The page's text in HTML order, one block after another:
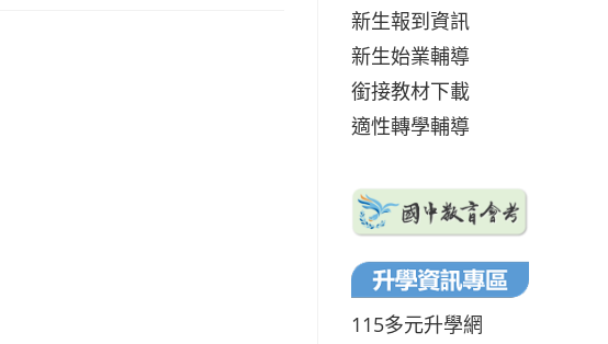
新生報到資訊
新生始業輔導
銜接教材下載
適性轉學輔導
115多元升學網